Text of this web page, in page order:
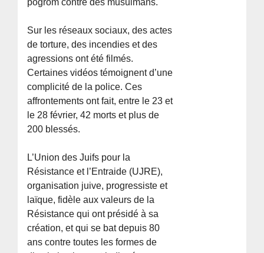
pogrom contre des musulmans.
Sur les réseaux sociaux, des actes
de torture, des incendies et des
agressions ont été filmés.
Certaines vidéos témoignent d’une
complicité de la police. Ces
affrontements ont fait, entre le 23 et
le 28 février, 42 morts et plus de
200 blessés.
L’Union des Juifs pour la
Résistance et l’Entraide (UJRE),
organisation juive, progressiste et
laïque, fidèle aux valeurs de la
Résistance qui ont présidé à sa
création, et qui se bat depuis 80
ans contre toutes les formes de